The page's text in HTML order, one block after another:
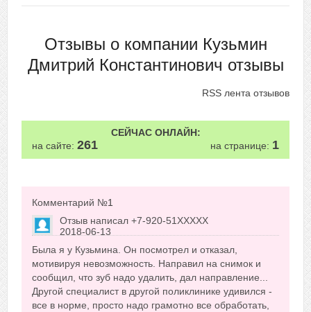
Отзывы о компании Кузьмин
Дмитрий Константинович отзывы
RSS лента отзывов
СЕЙЧАС ОНЛАЙН:
на сайте: 261 на странице: 1
Комментарий №1
Отзыв написал +7-920-51XXXXX
2018-06-13
0
Сказать друзьям об отзыве
Была я у Кузьмина. Он посмотрел и отказал,
мотивируя невозможность. Направил на снимок и
сообщил, что зуб надо удалить, дал направление...
Другой специалист в другой поликлинике удивился -
все в норме, просто надо грамотно все обработать,